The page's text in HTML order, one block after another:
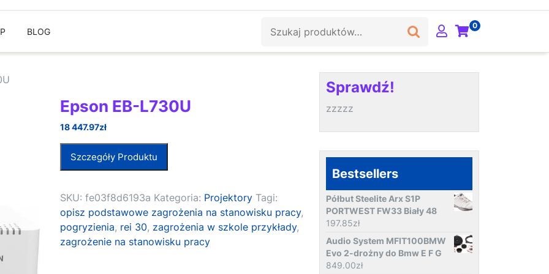
BLOG
0
Epson EB-L730U
18 447.97zł
Szczegóły Produktu
SKU:fe03f8d6193a Kategoria: Projektory Tagi:
opisz podstawowe zagrożenia na stanowisku pracy,
pogryzienia, rei 30, zagrożenia w szkole przykłady,
zagrożenie na stanowisku pracy
Sprawdź!
zzzzz
Bestsellers
Półbut Steelite Arx S1P
PORTWEST FW33 Biały 48
197.85zł
Audio System MFIT100BMW
Evo 2-drożny do Bmw E F G
849.00zł